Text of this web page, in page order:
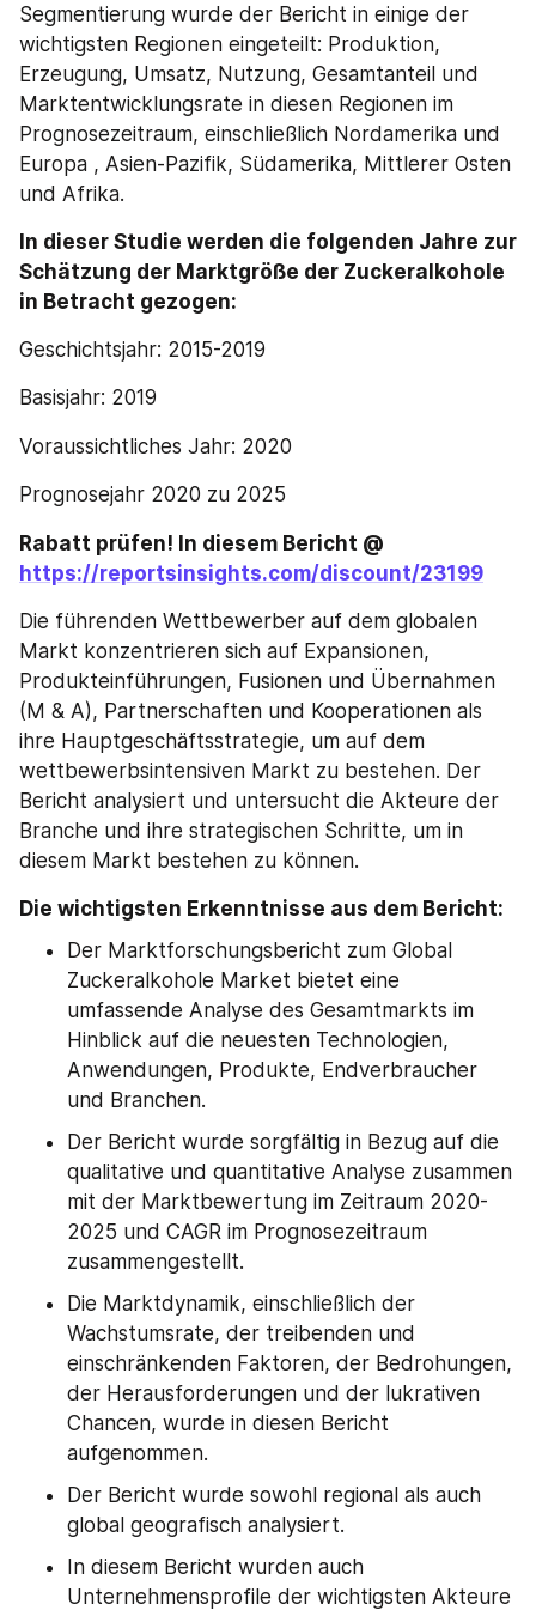
Segmentierung wurde der Bericht in einige der
wichtigsten Regionen eingeteilt: Produktion,
Erzeugung, Umsatz, Nutzung, Gesamtanteil und
Marktentwicklungsrate in diesen Regionen im
Prognosezeitraum, einschließlich Nordamerika und
Europa , Asien-Pazifik, Südamerika, Mittlerer Osten
und Afrika.
In dieser Studie werden die folgenden Jahre zur
Schätzung der Marktgröße der Zuckeralkohole
in Betracht gezogen:
Geschichtsjahr: 2015-2019
Basisjahr: 2019
Voraussichtliches Jahr: 2020
Prognosejahr 2020 zu 2025
https://reportsinsights.com/discount/23199
Die führenden Wettbewerber auf dem globalen
Markt konzentrieren sich auf Expansionen,
Produkteinführungen, Fusionen und Übernahmen
(M & A), Partnerschaften und Kooperationen als
ihre Hauptgeschäftsstrategie, um auf dem
wettbewerbsintensiven Markt zu bestehen. Der
Bericht analysiert und untersucht die Akteure der
Branche und ihre strategischen Schritte, um in
diesem Markt bestehen zu können.
Die wichtigsten Erkenntnisse aus dem Bericht:
Der Marktforschungsbericht zum Global
Zuckeralkohole Market bietet eine
umfassende Analyse des Gesamtmarkts im
Hinblick auf die neuesten Technologien,
Anwendungen, Produkte, Endverbraucher
und Branchen.
Der Bericht wurde sorgfältig in Bezug auf die
qualitative und quantitative Analyse zusammen
mit der Marktbewertung im Zeitraum 2020-
2025 und CAGR im Prognosezeitraum
zusammengestellt.
Die Marktdynamik, einschließlich der
Wachstumsrate, der treibenden und
einschränkenden Faktoren, der Bedrohungen,
der Herausforderungen und der lukrativen
Chancen, wurde in diesen Bericht
aufgenommen.
Der Bericht wurde sowohl regional als auch
global geografisch analysiert.
In diesem Bericht wurden auch
Unternehmensprofile der wichtigsten Akteure